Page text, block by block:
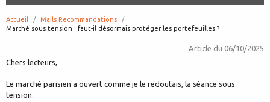
Accueil
Mails Recommandations
page:
Marché sous tension : faut-il désormais protéger les portefeuilles ?
Article du 06/10/2025
Chers lecteurs,
Le marché parisien a ouvert comme je le redoutais, la séance sous
tension.